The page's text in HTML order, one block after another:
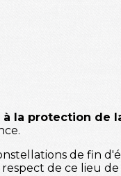
la protection de
de fin
de ce lieu